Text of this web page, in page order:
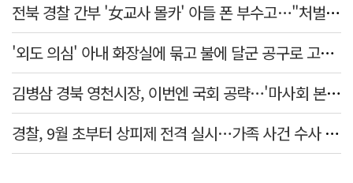
전북 경찰 간부 '女교사 몰카' 아들 폰 부수고…"처벌 못하는 사안" 내부망에 글
'외도 의심' 아내 화장실에 묶고 불에 달군 공구로 고문…남편 검거
김병삼 경북 영천시장, 이번엔 국회 공략…'마사회 본사 이전·광역교통망 확충' 요청
경찰, 9월 초부터 상피제 전격 실시…가족 사건 수사 못해